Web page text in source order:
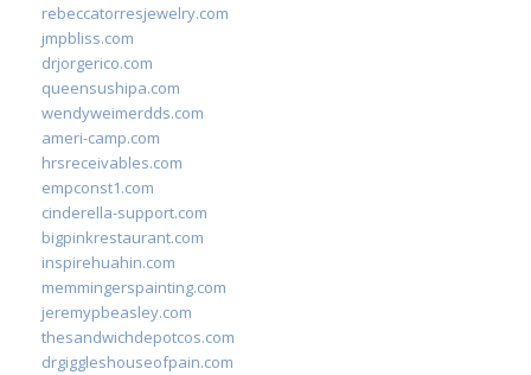
rebeccatorresjewelry.com
jmpbliss.com
drjorgerico.com
queensushipa.com
wendyweimerdds.com
ameri-camp.com
hrsreceivables.com
empconst1.com
cinderella-support.com
bigpinkrestaurant.com
inspirehuahin.com
memmingerspainting.com
jeremypbeasley.com
thesandwichdepotcos.com
drgiggleshouseofpain.com